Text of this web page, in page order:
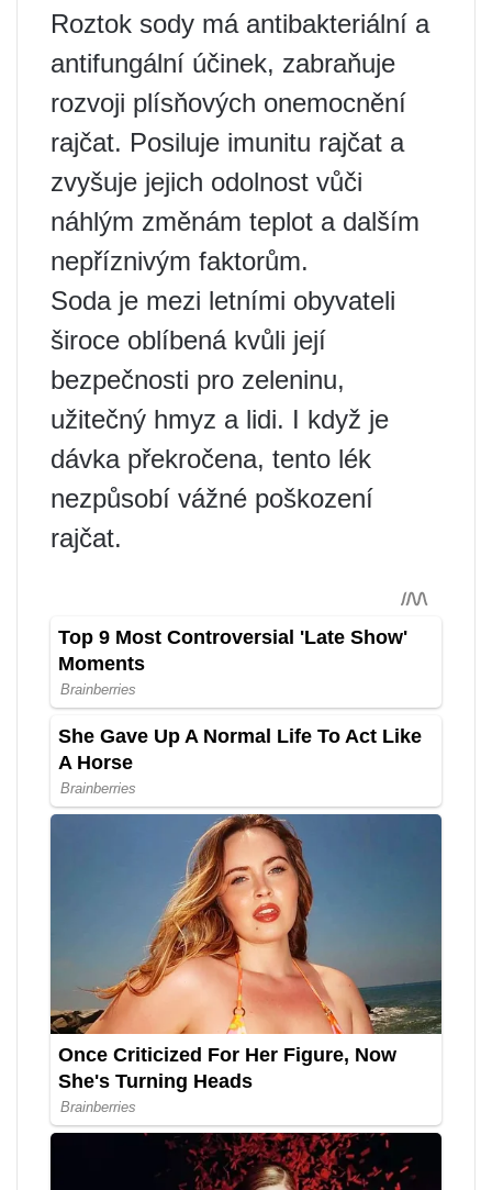
Roztok sody má antibakteriální a
antifungální účinek, zabraňuje
rozvoji plísňových onemocnění
rajčat. Posiluje imunitu rajčat a
zvyšuje jejich odolnost vůči
náhlým změnám teplot a dalším
nepříznivým faktorům.
Soda je mezi letními obyvateli
široce oblíbená kvůli její
bezpečnosti pro zeleninu,
užitečný hmyz a lidi. I když je
dávka překročena, tento lék
nezpůsobí vážné poškození
rajčat.